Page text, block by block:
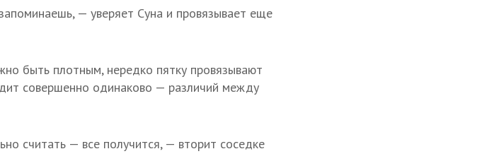
— уверяет Суна и провязывает еще
быть плотным, нередко пятку провязывают
совершенно одинаково — различий между
считать — все получится, — вторит соседке